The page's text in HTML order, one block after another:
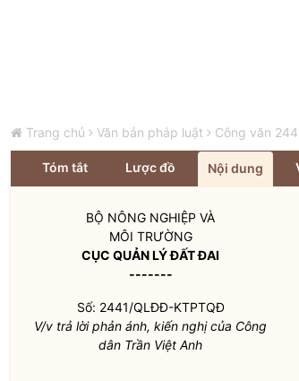
Trang chủ Văn bản pháp luật Công văn
Tóm tắt Lược đồ Nội dung
BỘ NÔNG NGHIỆP VÀ
MÔI TRƯỜNG
CỤC QUẢN LÝ ĐẤT ĐAI
-------
Số: 2441/QLĐĐ-KTPTQĐ
V/v trả lời phản ánh, kiến nghị của Công
dân Trần Việt Anh